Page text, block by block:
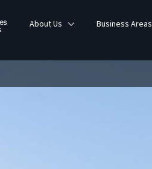
About Us Business Areas